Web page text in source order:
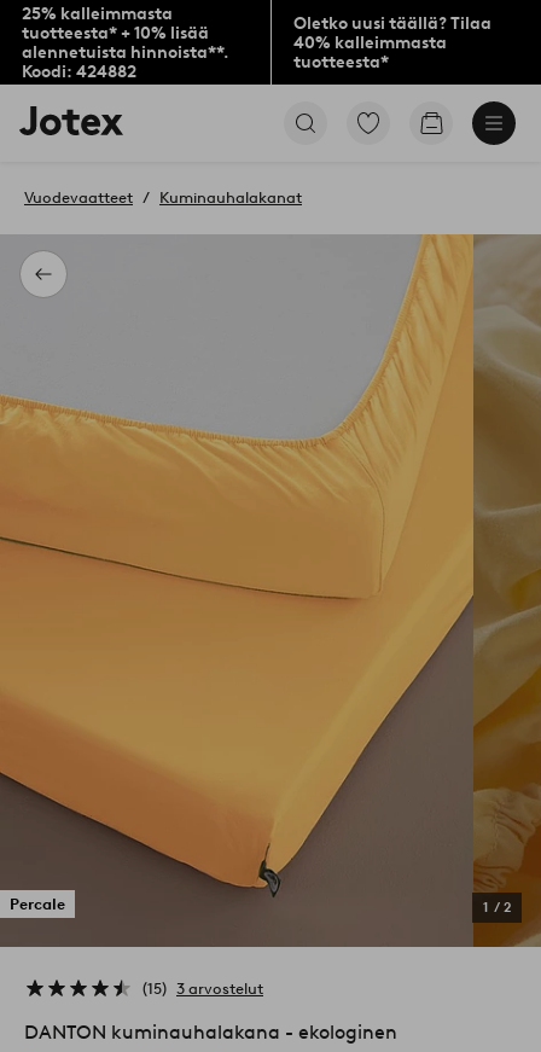
25% kalleimmasta
tuotteesta* + 10% lisää
alennetuista hinnoista**.
Koodi: 424882
Oletko uusi täällä? Tilaa
40% kalleimmasta
tuotteesta*
Jotex-
logo
aloitussivulle
Siirry
Siirry
Takaisin
Vuodevaatteet Kuminauhalakanat
Percale 1 / 2
15 3 arvostelut
DANTON kuminauhalakana - ekologinen